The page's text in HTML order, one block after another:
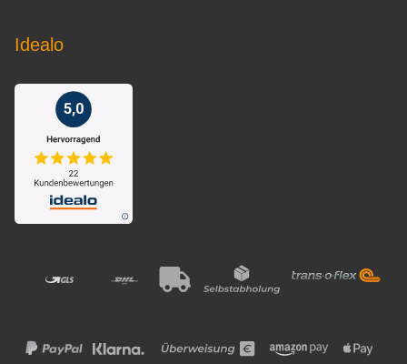
Idealo